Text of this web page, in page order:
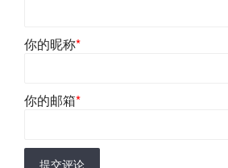
你的昵称*
你的邮箱*
提交评论